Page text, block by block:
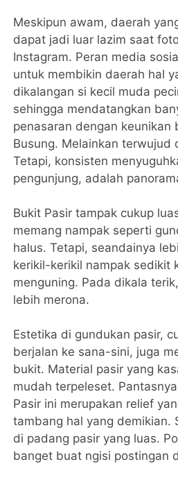
Meskipun awam, daerah
dapat jadi luar lazim saat
Instagram. Peran media
untuk membikin daerah hal
dikalangan si kecil muda
sehingga mendatangkan
penasaran dengan keunikan
Busung. Melainkan terwujud
Tetapi, konsisten
pengunjung, adalah
Bukit Pasir tampak cukup
memang nampak seperti
halus. Tetapi, seandainya
kerikil-kerikil nampak sedikit
menguning. Pada dikala
lebih merona.
Estetika di gundukan pasir,
berjalan ke sana-sini, juga
bukit. Material pasir yang
mudah terpeleset.
Pasir ini merupakan relief
tambang hal yang demikian.
di padang pasir yang luas.
banget buat ngisi postingan